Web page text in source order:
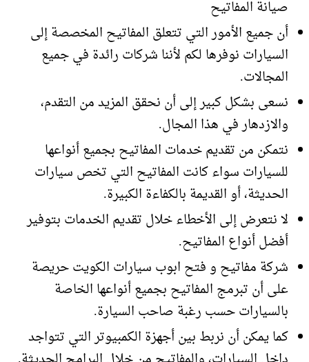
صيانة المفاتيح
أن جميع الأمور التي تتعلق المفاتيح المخصصة إلى
السيارات نوفرها لكم لأننا شركات رائدة في جميع
المجالات.
نسعى بشكل كبير إلى أن نحقق المزيد من التقدم،
والازدهار في هذا المجال.
نتمكن من تقديم خدمات المفاتيح بجميع أنواعها
للسيارات سواء كانت المفاتيح التي تخص سيارات
الحديثة، أو القديمة بالكفاءة الكبيرة.
لا نتعرض إلى الأخطاء خلال تقديم الخدمات بتوفير
أفضل أنواع المفاتيح.
شركة مفاتيح و فتح ابوب سيارات الكويت حريصة
على أن تبرمج المفاتيح بجميع أنواعها الخاصة
بالسيارات حسب رغبة صاحب السيارة.
كما يمكن أن نربط بين أجهزة الكمبيوتر التي تتواجد